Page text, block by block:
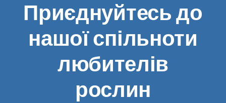
Приєднуйтесь до
нашої спільноти
любителів
рослин